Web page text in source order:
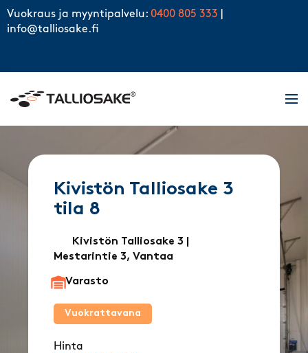
Skip to content
Vuokraus ja myyntipalvelu: 0400 805 333
info@talliosake.fi
Kivistön Talliosake 3
tila 8
Kivistön Talliosake 3
Mestarintie 3, Vantaa
Varasto
Vuokrattavana
Hinta